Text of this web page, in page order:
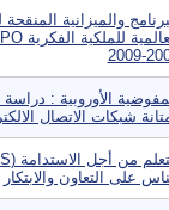
والميزانية
2008-
الأوروبية :
شبكات الاتصال
على التعاون والابتكار